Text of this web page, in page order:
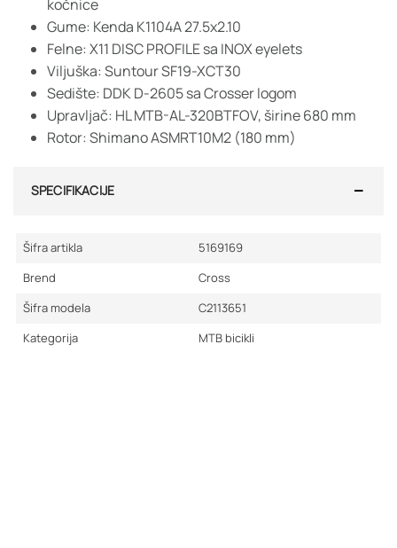
kočnice
Gume: Kenda K1104A 27.5x2.10
Felne: X11 DISC PROFILE sa INOX eyelets
Viljuška: Suntour SF19-XCT30
Sedište: DDK D-2605 sa Crosser logom
Upravljač: HL MTB-AL-320BTFOV, širine 680 mm
Rotor: Shimano ASMRT10M2 (180 mm)
SPECIFIKACIJE
Šifra artikla
5169169
Brend
Cross
Šifra modela
C2113651
Kategorija
MTB bicikli